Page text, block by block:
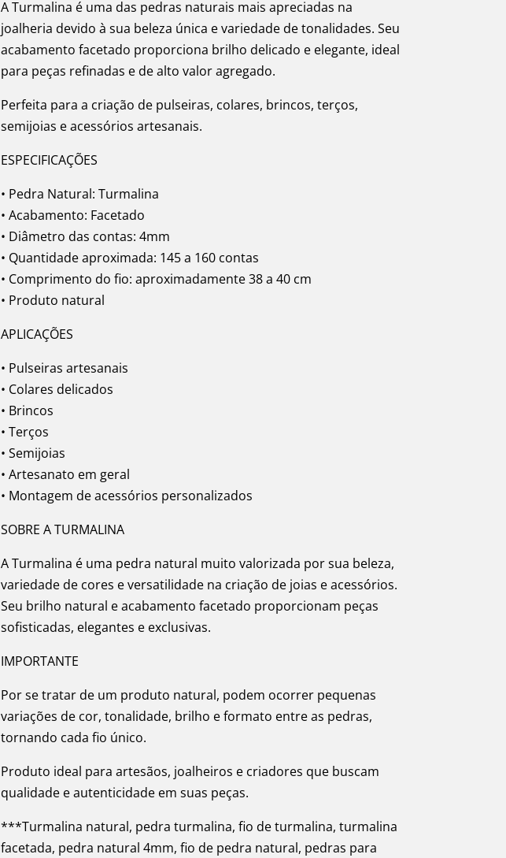
A Turmalina é uma das pedras naturais mais apreciadas na
joalheria devido à sua beleza única e variedade de tonalidades. Seu
acabamento facetado proporciona brilho delicado e elegante, ideal
para peças refinadas e de alto valor agregado.
Perfeita para a criação de pulseiras, colares, brincos, terços,
semijoias e acessórios artesanais.
ESPECIFICAÇÕES
• Pedra Natural: Turmalina
• Acabamento: Facetado
• Diâmetro das contas: 4mm
• Quantidade aproximada: 145 a 160 contas
• Comprimento do fio: aproximadamente 38 a 40 cm
• Produto natural
APLICAÇÕES
• Pulseiras artesanais
• Colares delicados
• Brincos
• Terços
• Semijoias
• Artesanato em geral
• Montagem de acessórios personalizados
SOBRE A TURMALINA
A Turmalina é uma pedra natural muito valorizada por sua beleza,
variedade de cores e versatilidade na criação de joias e acessórios.
Seu brilho natural e acabamento facetado proporcionam peças
sofisticadas, elegantes e exclusivas.
IMPORTANTE
Por se tratar de um produto natural, podem ocorrer pequenas
variações de cor, tonalidade, brilho e formato entre as pedras,
tornando cada fio único.
Produto ideal para artesãos, joalheiros e criadores que buscam
qualidade e autenticidade em suas peças.
***Turmalina natural, pedra turmalina, fio de turmalina, turmalina
facetada, pedra natural 4mm, fio de pedra natural, pedras para